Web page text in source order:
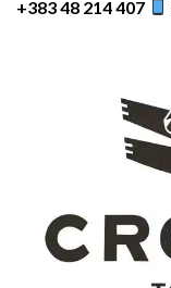
+383 48 214 407